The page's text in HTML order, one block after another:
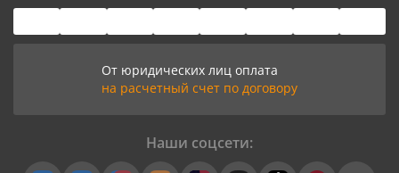
От юридических лиц оплата
на расчетный счет по договору
Наши соцсети: